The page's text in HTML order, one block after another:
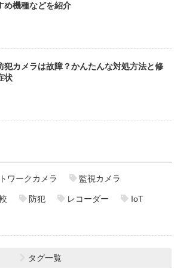
め機種などを紹介
犯カメラは故障？かんたんな対処方法と修
状
ワークカメラ 監視カメラ
防犯 レコーダー IoT
タグ一覧